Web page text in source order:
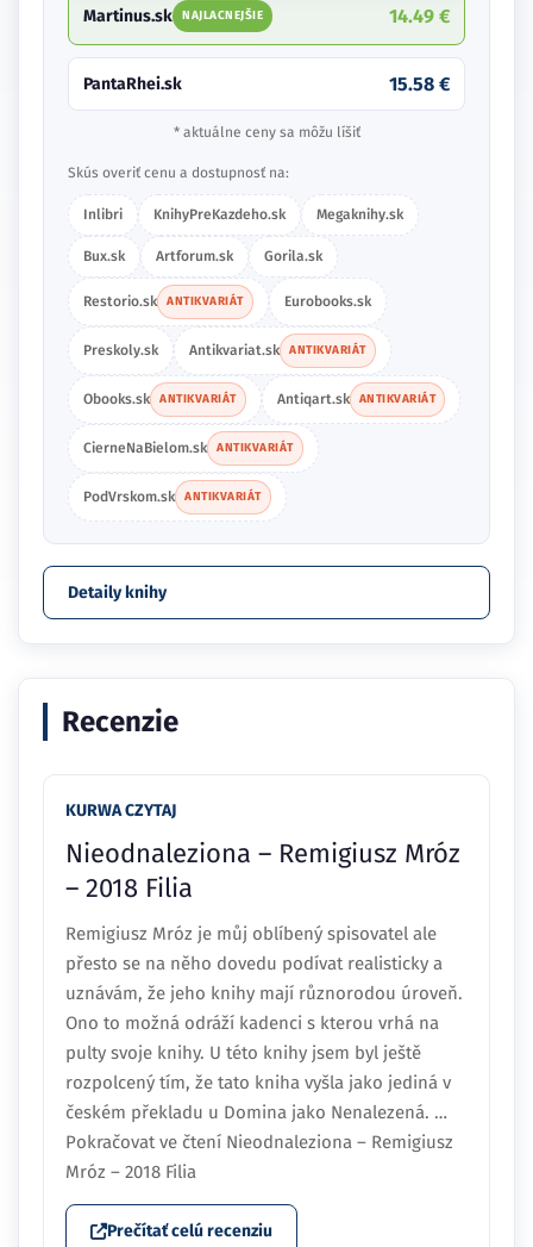
Martinus.sk NAJLACNEJŠIE 14.49 €
PantaRhei.sk 15.58 €
* aktuálne ceny sa môžu líšiť
Skús overiť cenu a dostupnosť na:
Inlibri KnihyPreKazdeho.sk Megaknihy.sk
Bux.sk Artforum.sk Gorila.sk
Restorio.sk ANTIKVARIÁT Eurobooks.sk
Preskoly.sk Antikvariat.sk ANTIKVARIÁT
Obooks.sk ANTIKVARIÁT Antiqart.sk ANTIKVARIÁT
CierneNaBielom.sk ANTIKVARIÁT
PodVrskom.sk ANTIKVARIÁT
Detaily knihy
Recenzie
KURWA CZYTAJ
Nieodnaleziona – Remigiusz Mróz
– 2018 Filia
Remigiusz Mróz je můj oblíbený spisovatel ale
přesto se na něho dovedu podívat realisticky a
uznávám, že jeho knihy mají různorodou úroveň.
Ono to možná odráží kadenci s kterou vrhá na
pulty svoje knihy. U této knihy jsem byl ještě
rozpolcený tím, že tato kniha vyšla jako jediná v
českém překladu u Domina jako Nenalezená. …
Pokračovat ve čtení Nieodnaleziona – Remigiusz
Mróz – 2018 Filia
Prečítať celú recenziu